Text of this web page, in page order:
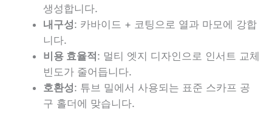
생성합니다.
내구성: 카바이드 + 코팅으로 열과 마모에 강합
니다.
비용 효율적: 멀티 엣지 디자인으로 인서트 교체
빈도가 줄어듭니다.
호환성: 튜브 밀에서 사용되는 표준 스카프 공
구 홀더에 맞습니다.